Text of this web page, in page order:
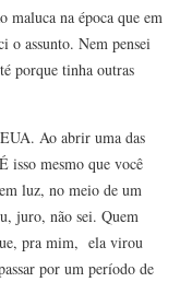
maluca na época que em
o assunto. Nem pensei
porque tinha outras
Ao abrir uma das
isso mesmo que você
luz, no meio de um
juro, não sei. Quem
pra mim, ela virou
por um período de